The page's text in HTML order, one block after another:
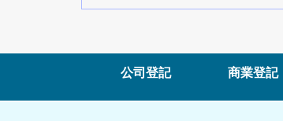
公司登記 商業登記